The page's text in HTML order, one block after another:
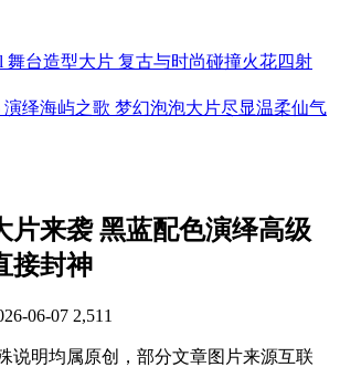
片来袭 黑蓝配色演绎高级
接封神
06-07 2,511
说明均属原创，部分文章图片来源互联